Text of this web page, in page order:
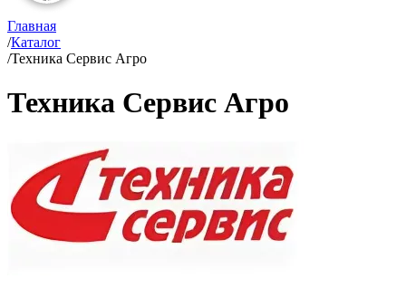
Главная
/Каталог
/Техника Сервис Агро
Техника Сервис Агро